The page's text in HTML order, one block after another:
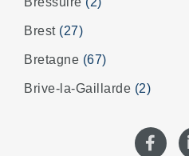
Brest (27)
Bretagne (67)
Brive-la-Gaillarde (2)